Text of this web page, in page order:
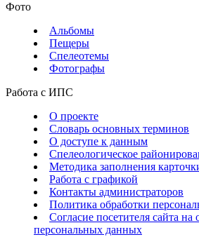
Фото
Альбомы
Пещеры
Спелеотемы
Фотографы
Работа с ИПС
О проекте
Словарь основных терминов
О доступе к данным
Спелеологическое
Методика заполнения
Работа с графикой
Контакты администраторов
Политика обработки
Согласие посетителя сайта на
персональных данных